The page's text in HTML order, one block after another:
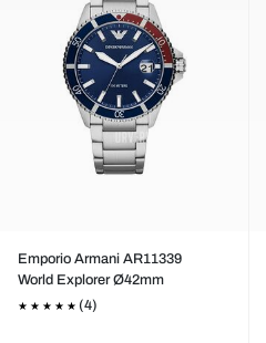
Emporio Armani AR11339
World Explorer Ø42mm
(4)